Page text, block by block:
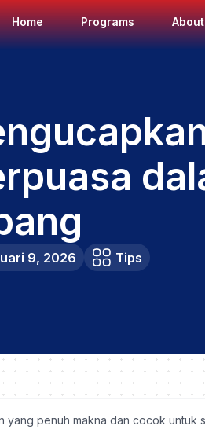
Home Programs About
9, 2026 Tips
yang penuh makna dan cocok untuk